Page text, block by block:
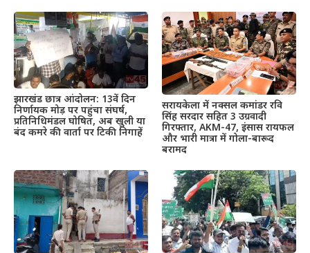
झारखंड छात्र आंदोलन: 13वें दिन
निर्णायक मोड़ पर पहुंचा संघर्ष,
प्रतिनिधिमंडल घोषित, अब खुली या
बंद कमरे की वार्ता पर टिकी निगाहें
सरायकेला में नक्सल कमांडर रवि
सिंह सरदार सहित 3 उग्रवादी
गिरफ्तार, AKM-47, इंसास रायफल
और भारी मात्रा में गोला-बारूद
बरामद